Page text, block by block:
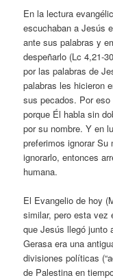
En la lectura
escuchaban a Jesús
ante sus palabras y
despeñarlo (Lc 4,21-
por las palabras de
palabras les hicieron
sus pecados. Por
porque Él habla sin
por su nombre. Y en
preferimos ignorar Su
ignorarlo, entonces
humana.
El Evangelio de hoy
similar, pero esta vez
que Jesús llegó junto
Gerasa era una
divisiones políticas
de Palestina en